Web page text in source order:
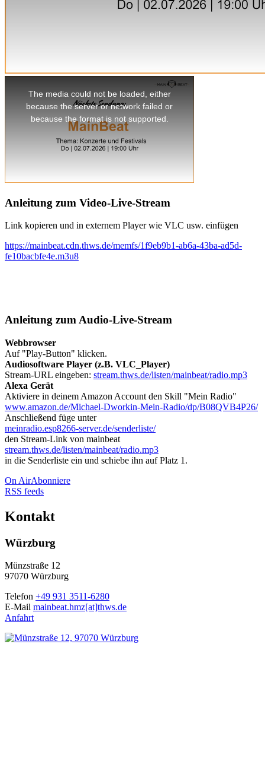
Anleitung zum Video-Live-Stream
Link kopieren und in externem Player wie VLC usw. einfügen
https://mainbeat.cdn.thws.de/memfs/1f9eb9b1-ab6a-43ba-ad5d-
fe10bacbfe4e.m3u8
Anleitung zum Audio-Live-Stream
Webbrowser
Auf "Play-Button" klicken.
Audiosoftware Player (z.B. VLC_Player)
Stream-URL eingeben: stream.thws.de/listen/mainbeat/radio.mp3
Alexa Gerät
Aktiviere in deinem Amazon Account den Skill "Mein Radio"
www.amazon.de/Michael-Dworkin-Mein-Radio/dp/B08QVB4P26/
Anschließend füge unter
meinradio.esp8266-server.de/senderliste/
den Stream-Link von mainbeat
stream.thws.de/listen/mainbeat/radio.mp3
in die Senderliste ein und schiebe ihn auf Platz 1.
On AirAbonniere
RSS feeds
Kontakt
Würzburg
Münzstraße 12
97070 Würzburg
Telefon +49 931 3511-6280
E-Mail mainbeat.hmz[at]thws.de
Anfahrt